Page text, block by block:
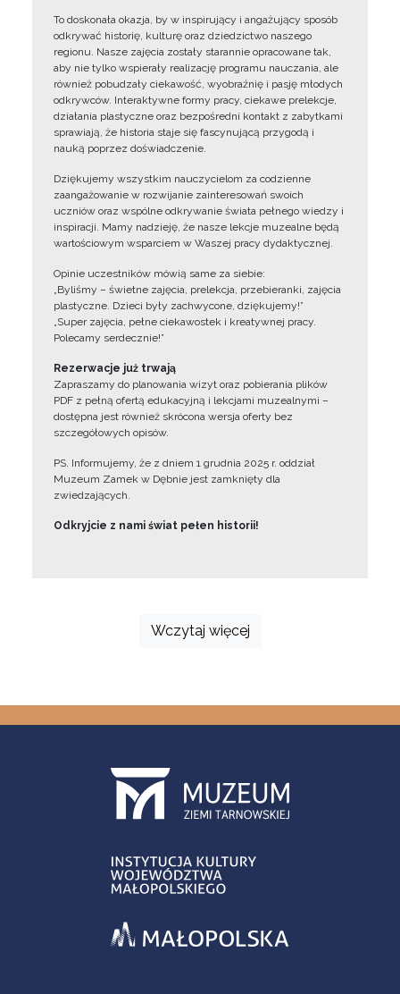
To doskonała okazja, by w inspirujący i angażujący sposób
odkrywać historię, kulturę oraz dziedzictwo naszego
regionu. Nasze zajęcia zostały starannie opracowane tak,
aby nie tylko wspierały realizację programu nauczania, ale
również pobudzały ciekawość, wyobraźnię i pasję młodych
odkrywców. Interaktywne formy pracy, ciekawe prelekcje,
działania plastyczne oraz bezpośredni kontakt z zabytkami
sprawiają, że historia staje się fascynującą przygodą i
nauką poprzez doświadczenie.
Dziękujemy wszystkim nauczycielom za codzienne
zaangażowanie w rozwijanie zainteresowań swoich
uczniów oraz wspólne odkrywanie świata pełnego wiedzy i
inspiracji. Mamy nadzieję, że nasze lekcje muzealne będą
wartościowym wsparciem w Waszej pracy dydaktycznej.
Opinie uczestników mówią same za siebie:
„Byliśmy – świetne zajęcia, prelekcja, przebieranki, zajęcia
plastyczne. Dzieci były zachwycone, dziękujemy!”
„Super zajęcia, pełne ciekawostek i kreatywnej pracy.
Polecamy serdecznie!”
Rezerwacje już trwają
Zapraszamy do planowania wizyt oraz pobierania plików
PDF z pełną ofertą edukacyjną i lekcjami muzealnymi –
dostępna jest również skrócona wersja oferty bez
szczegółowych opisów.
PS. Informujemy, że z dniem 1 grudnia 2025 r. oddział
Muzeum Zamek w Dębnie jest zamknięty dla
zwiedzających.
Odkryjcie z nami świat pełen historii!
Wczytaj więcej